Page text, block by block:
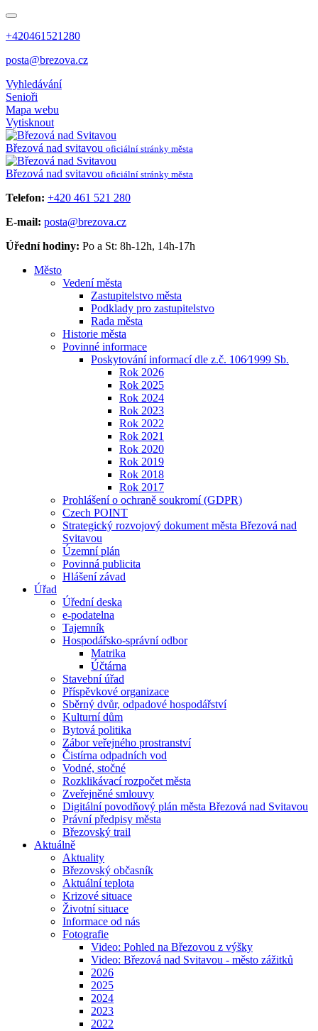
+420461521280
posta@brezova.cz
Vyhledávání
Senioři
Mapa webu
Vytisknout
Březová nad svitavou oficiální stránky města
Březová nad svitavou oficiální stránky města
Telefon: +420 461 521 280
E-mail: posta@brezova.cz
Úřední hodiny: Po a St: 8h-12h, 14h-17h
Město
Vedení města
Zastupitelstvo města
Podklady pro zastupitelstvo
Rada města
Historie města
Povinné informace
Poskytování informací dle z.č. 106⁄1999 Sb.
Rok 2026
Rok 2025
Rok 2024
Rok 2023
Rok 2022
Rok 2021
Rok 2020
Rok 2019
Rok 2018
Rok 2017
Prohlášení o ochraně soukromí (GDPR)
Czech POINT
Strategický rozvojový dokument města Březová nad
Svitavou
Územní plán
Povinná publicita
Hlášení závad
Úřad
Úřední deska
e-podatelna
Tajemník
Hospodářsko-správní odbor
Matrika
Účtárna
Stavební úřad
Příspěvkové organizace
Sběrný dvůr, odpadové hospodářství
Kulturní dům
Bytová politika
Zábor veřejného prostranství
Čistírna odpadních vod
Vodné, stočné
Rozklikávací rozpočet města
Zveřejněné smlouvy
Digitální povodňový plán města Březová nad Svitavou
Právní předpisy města
Březovský trail
Aktuálně
Aktuality
Březovský občasník
Aktuální teplota
Krizové situace
Životní situace
Informace od nás
Fotografie
Video: Pohled na Březovou z výšky
Video: Březová nad Svitavou - město zážitků
2026
2025
2024
2023
2022